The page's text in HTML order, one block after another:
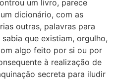
um livro, parece
dicionário, com as
outras, palavras para
que existiam, orgulho,
algo feito por si ou por
à realização de
secreta para iludir